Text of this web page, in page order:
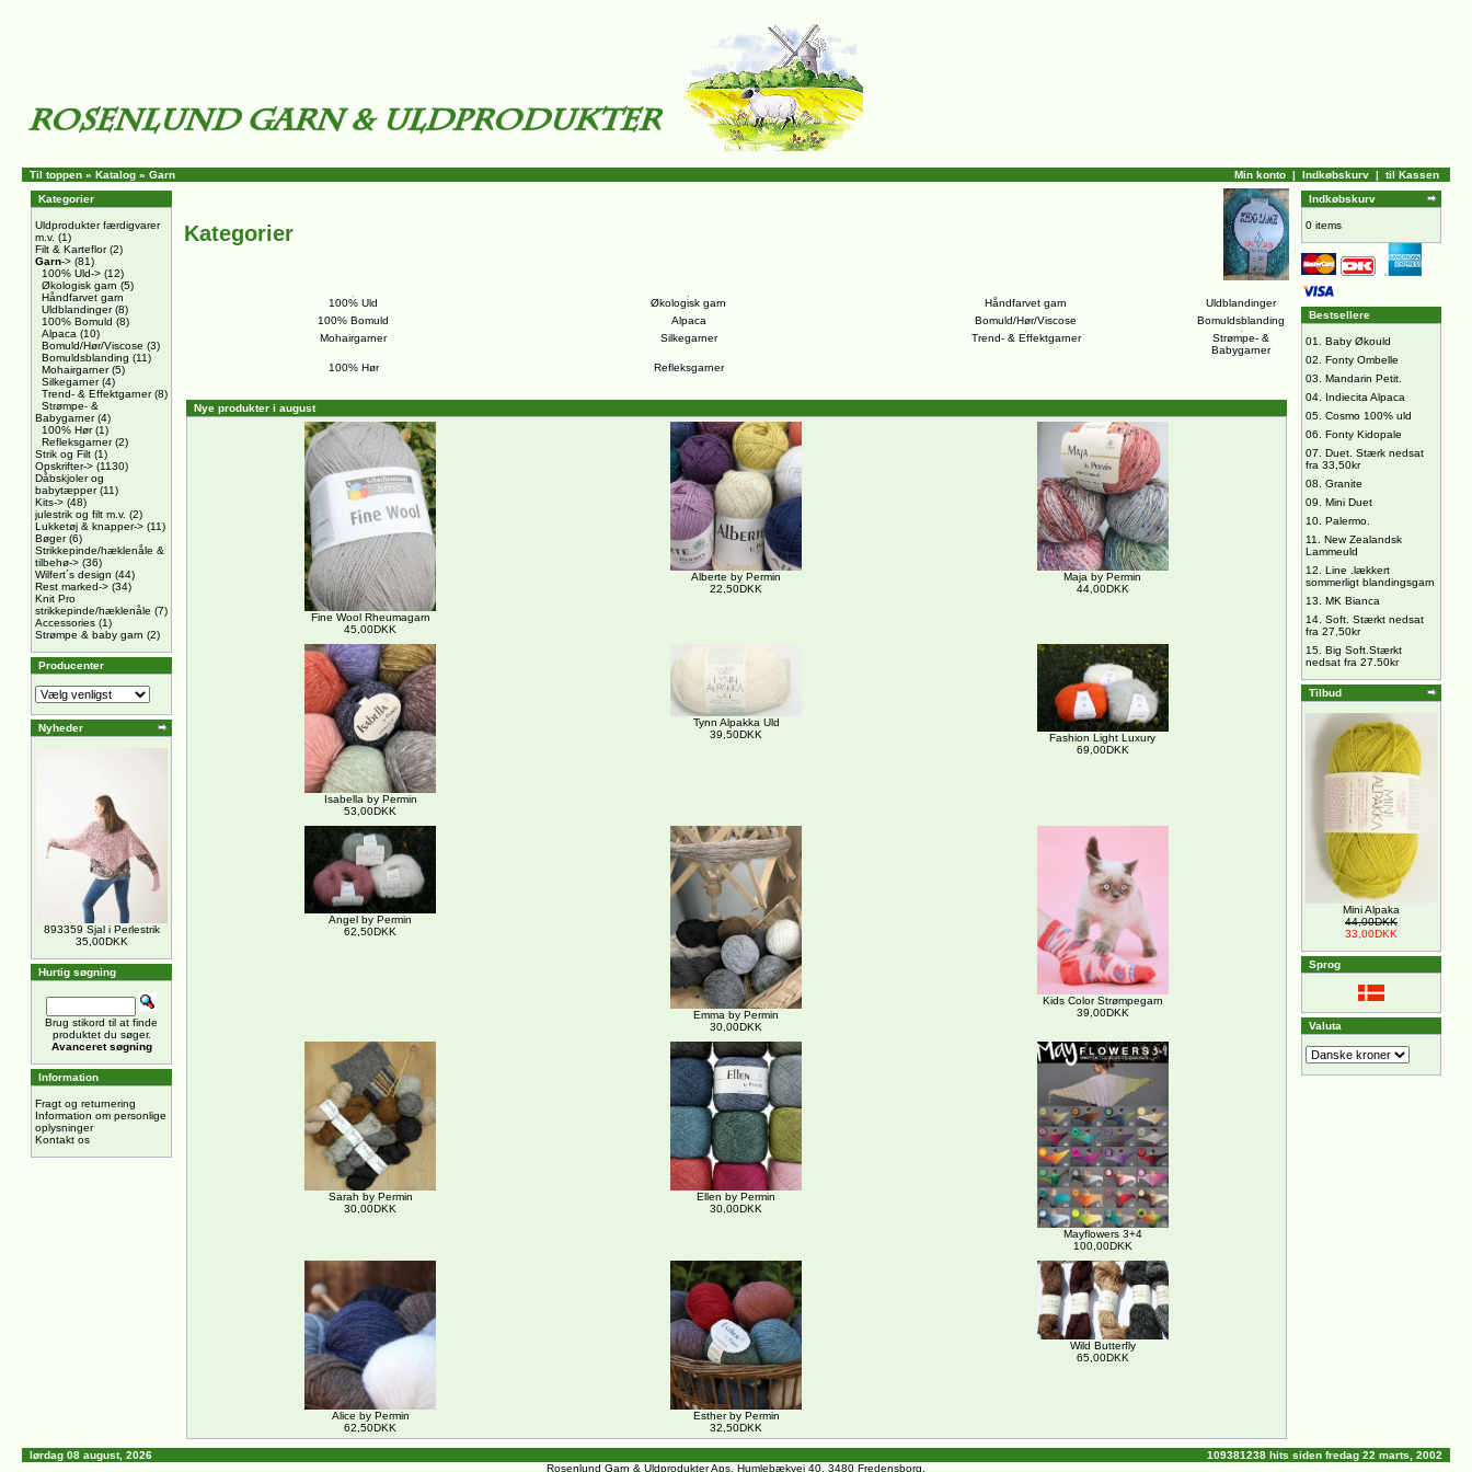
Til toppen » Katalog » Garn Min konto | Indkøbskurv | til Kassen
Kategorier
Uldprodukter færdigvarer
m.v. (1)
Filt & Karteflor(2)
Garn-> (81)
100% Uld-> (12)
Økologisk garn (5)
Håndfarvet garn
Uldblandinger(8)
100% Bomuld (8)
Alpaca (10)
Bomuld/Hør/Viscose (3)
Bomuldsblanding (11)
Mohairgarner(5)
Silkegarner(4)
Trend- & Effektgarner(8)
Strømpe- &
Babygarner(4)
100% Hør(1)
Refleksgarner(2)
Strik og Filt (1)
Opskrifter-> (1130)
Dåbskjoler og
babytæpper(11)
Kits-> (48)
julestrik og filt m.v. (2)
Lukketøj & knapper-> (11)
Bøger(6)
Strikkepinde/hæklenåle &
tilbehø-> (36)
Wilfert´s design (44)
Rest marked-> (34)
Knit Pro
strikkepinde/hæklenåle (7)
Accessories (1)
Strømpe & baby garn (2)
Producenter
Nyheder
893359 Sjal i Perlestrik
35,00DKK
Hurtig søgning
Brug stikord til at finde
produktet du søger.
Avanceret søgning
Information
Fragt og returnering
Information om personlige
oplysninger
Kontakt os
Kategorier
100% Uld Økologisk garn Håndfarvet garn
Uldblandinger
100% Bomuld
Alpaca Bomuld/Hør/Viscose
Bomuldsblanding
Mohairgarner
Silkegarner Trend- & Effektgarner
Strømpe- &
Babygarner
100% Hør
Refleksgarner
Nye produkter i august
Fine Wool Rheumagarn
45,00DKK
Alberte by Permin
22,50DKK
Maja by Permin
44,00DKK
Isabella by Permin
53,00DKK
Tynn Alpakka Uld
39,50DKK
Fashion Light Luxury
69,00DKK
Angel by Permin
62,50DKK
Emma by Permin
30,00DKK
Kids Color Strømpegarn
39,00DKK
Sarah by Permin
30,00DKK
Ellen by Permin
30,00DKK
Mayflowers 3+4
100,00DKK
Alice by Permin
62,50DKK
Esther by Permin
32,50DKK
Wild Butterfly
65,00DKK
Indkøbskurv
0 items
Bestsellere
01. Baby Økould
02. Fonty Ombelle
03. Mandarin Petit.
04. Indiecita Alpaca
05. Cosmo 100% uld
06. Fonty Kidopale
07. Duet. Stærk nedsat
fra 33,50kr
08. Granite
09. Mini Duet
10. Palermo.
11. New Zealandsk
Lammeuld
12. Line .lækkert
sommerligt blandingsgarn
13. MK Bianca
14. Soft. Stærkt nedsat
fra 27,50kr
15. Big Soft.Stærkt
nedsat fra 27.50kr
Tilbud
Mini Alpaka
44,00DKK
33,00DKK
Sprog
Valuta
lørdag 08 august, 2026
109381238 hits siden fredag 22 marts, 2002
Rosenlund Garn & Uldprodukter Aps, Humlebækvej 40, 3480 Fredensborg.